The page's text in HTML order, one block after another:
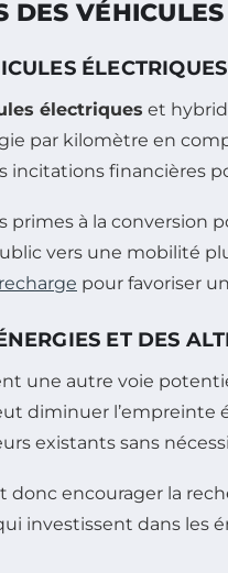
DES
électriques et
par kilomètre en
incitations financières
primes à la conversion
vers une mobilité
recharge pour favoriser
ET DES
une autre voie
diminuer
existants sans
donc encourager la
investissent dans les